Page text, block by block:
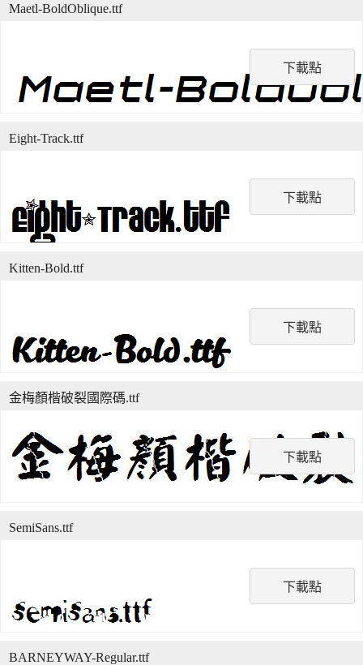
下載點
Maetl-BoldOblique.ttf
下載點
Eight-Track.ttf
下載點
Kitten-Bold.ttf
下載點
金梅顏楷破裂國際碼.ttf
下載點
SemiSans.ttf
BARNEYWAY-Regular.ttf